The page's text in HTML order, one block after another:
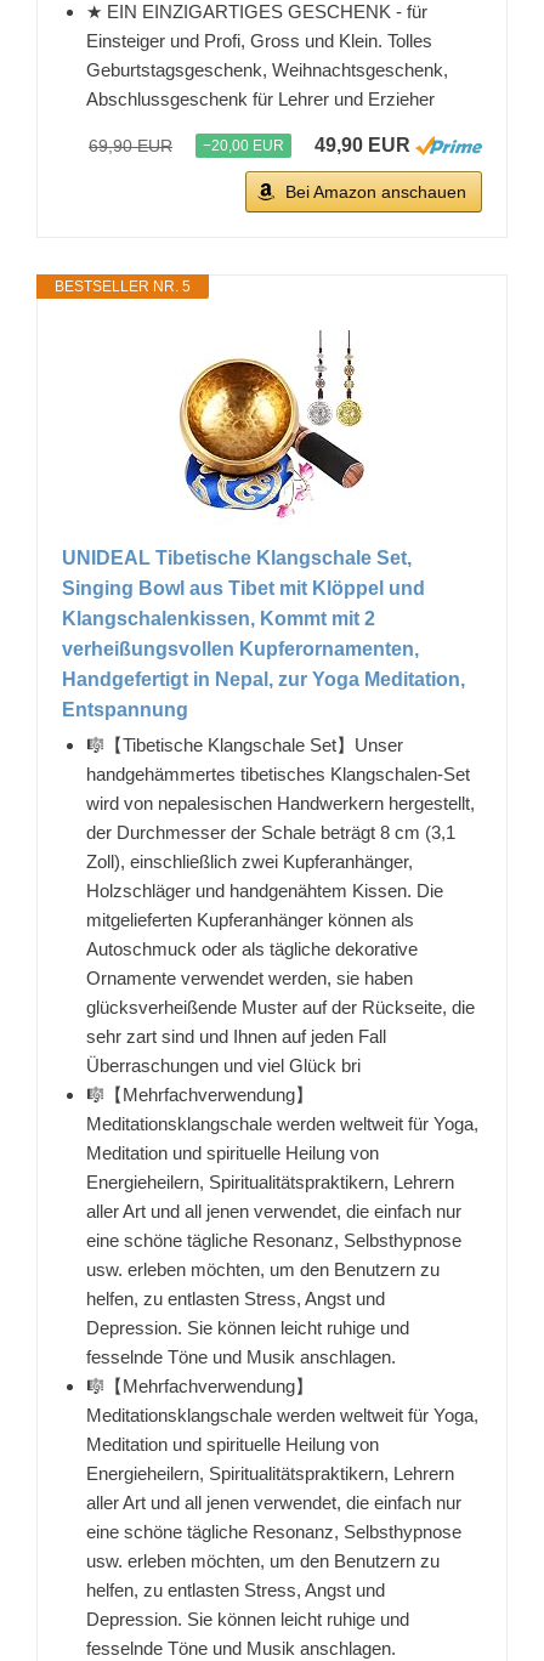
★ EIN EINZIGARTIGES GESCHENK - für
Einsteiger und Profi, Gross und Klein. Tolles
Geburtstagsgeschenk, Weihnachtsgeschenk,
Abschlussgeschenk für Lehrer und Erzieher
69,90 EUR −20,00 EUR 49,90 EUR
Bei Amazon anschauen
BESTSELLER NR. 5
UNIDEAL Tibetische Klangschale Set,
Singing Bowl aus Tibet mit Klöppel und
Klangschalenkissen, Kommt mit 2
verheißungsvollen Kupferornamenten,
Handgefertigt in Nepal, zur Yoga Meditation,
Entspannung
🎼【Tibetische Klangschale Set】Unser
handgehämmertes tibetisches Klangschalen-Set
wird von nepalesischen Handwerkern hergestellt,
der Durchmesser der Schale beträgt 8 cm (3,1
Zoll), einschließlich zwei Kupferanhänger,
Holzschläger und handgenähtem Kissen. Die
mitgelieferten Kupferanhänger können als
Autoschmuck oder als tägliche dekorative
Ornamente verwendet werden, sie haben
glücksverheißende Muster auf der Rückseite, die
sehr zart sind und Ihnen auf jeden Fall
Überraschungen und viel Glück bri
🎼【Mehrfachverwendung】
Meditationsklangschale werden weltweit für Yoga,
Meditation und spirituelle Heilung von
Energieheilern, Spiritualitätspraktikern, Lehrern
aller Art und all jenen verwendet, die einfach nur
eine schöne tägliche Resonanz, Selbsthypnose
usw. erleben möchten, um den Benutzern zu
helfen, zu entlasten Stress, Angst und
Depression. Sie können leicht ruhige und
fesselnde Töne und Musik anschlagen.
🎼【Mehrfachverwendung】
Meditationsklangschale werden weltweit für Yoga,
Meditation und spirituelle Heilung von
Energieheilern, Spiritualitätspraktikern, Lehrern
aller Art und all jenen verwendet, die einfach nur
eine schöne tägliche Resonanz, Selbsthypnose
usw. erleben möchten, um den Benutzern zu
helfen, zu entlasten Stress, Angst und
Depression. Sie können leicht ruhige und
fesselnde Töne und Musik anschlagen.